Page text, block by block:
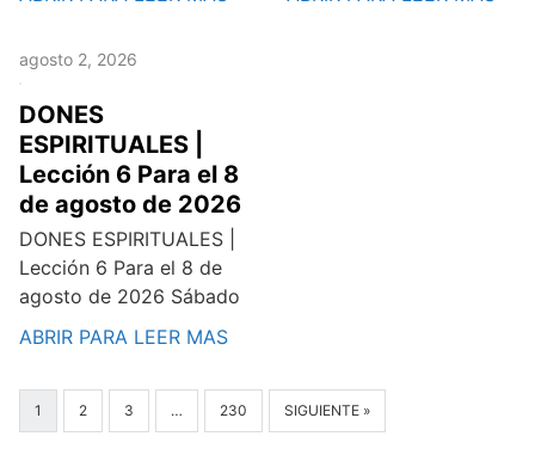
agosto 2, 2026
DONES
ESPIRITUALES |
Lección 6 Para el 8
de agosto de 2026
DONES ESPIRITUALES |
Lección 6 Para el 8 de
agosto de 2026 Sábado
ABRIR PARA LEER MAS
1 2 3 … 230 SIGUIENTE »